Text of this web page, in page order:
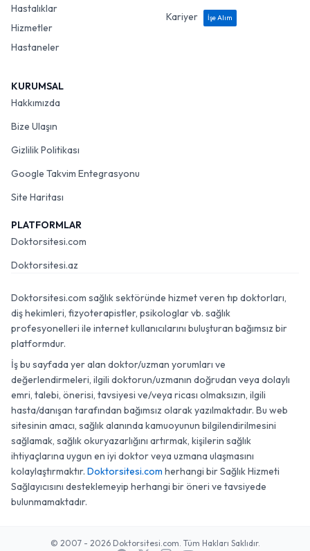
Hastalıklar
Hizmetler
Hastaneler
Kariyer
İşe Alım
KURUMSAL
Hakkımızda
Bize Ulaşın
Gizlilik Politikası
Google Takvim Entegrasyonu
Site Haritası
PLATFORMLAR
Doktorsitesi.com
Doktorsitesi.az
Doktorsitesi.com sağlık sektöründe hizmet veren tıp doktorları,
diş hekimleri, fizyoterapistler, psikologlar vb. sağlık
profesyonelleri ile internet kullanıcılarını buluşturan bağımsız bir
platformdur.
İş bu sayfada yer alan doktor/uzman yorumları ve
değerlendirmeleri, ilgili doktorun/uzmanın doğrudan veya dolaylı
emri, talebi, önerisi, tavsiyesi ve/veya ricası olmaksızın, ilgili
hasta/danışan tarafından bağımsız olarak yazılmaktadır. Bu web
sitesinin amacı, sağlık alanında kamuoyunun bilgilendirilmesini
sağlamak, sağlık okuryazarlığını artırmak, kişilerin sağlık
ihtiyaçlarına uygun en iyi doktor veya uzmana ulaşmasını
kolaylaştırmaktır. Doktorsitesi.com herhangi bir Sağlık Hizmeti
Sağlayıcısını desteklemeyip herhangi bir öneri ve tavsiyede
bulunmamaktadır.
© 2007 - 2026 Doktorsitesi.com. Tüm Hakları Saklıdır.